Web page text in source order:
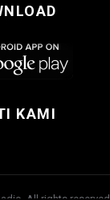
KAMI